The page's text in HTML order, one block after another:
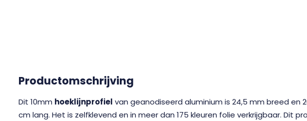
Productomschrijving
Dit 10mm hoeklijnprofiel van geanodiseerd aluminium is 24,5 mm breed en
cm lang. Het is zelfklevend en in meer dan 175 kleuren folie verkrijgbaar. Dit